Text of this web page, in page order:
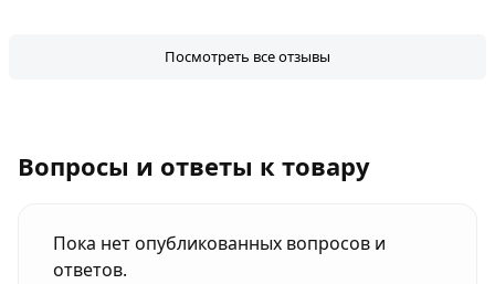
Посмотреть все отзывы
Вопросы и ответы к товару
Пока нет опубликованных вопросов и
ответов.